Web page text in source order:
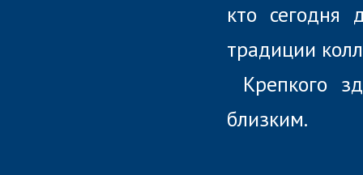
кто сегодня
традиции
Крепкого
близким.